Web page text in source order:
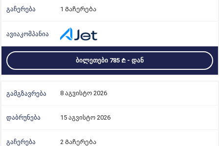
1 Გაჩერება
ᲑᲘᲚᲔᲗᲔᲑᲘ 785 - ᲓᲐᲜ
8 აგვისტო 2026
15 აგვისტო 2026
2 Გაჩერება